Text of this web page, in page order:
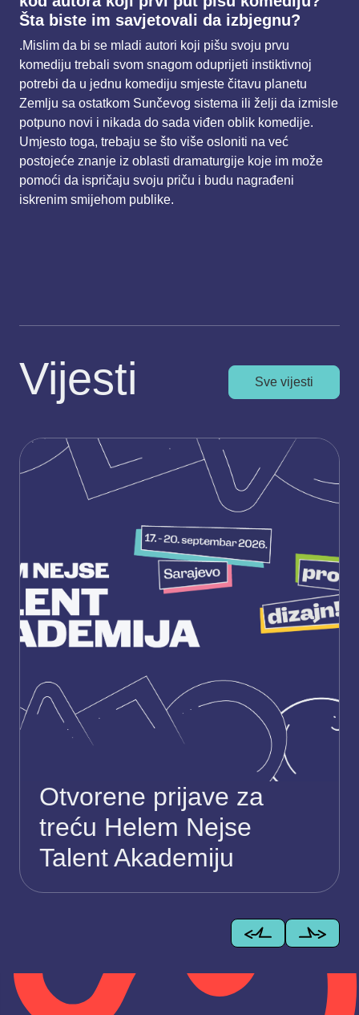
Šta biste im savjetovali da izbjegnu?
.Mislim da bi se mladi autori koji pišu svoju prvu
komediju trebali svom snagom oduprijeti instiktivnoj
potrebi da u jednu komediju smjeste čitavu planetu
Zemlju sa ostatkom Sunčevog sistema ili želji da izmisle
potpuno novi i nikada do sada viđen oblik komedije.
Umjesto toga, trebaju se što više osloniti na već
postojeće znanje iz oblasti dramaturgije koje im može
pomoći da ispričaju svoju priču i budu nagrađeni
iskrenim smijehom publike.
Vijesti Sve vijesti
Otvorene prijave za
treću Helem Nejse
Talent Akademiju